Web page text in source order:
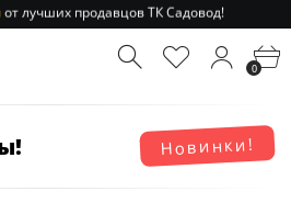
заказа 1-3 дняпо РФ и МСК!
от лучших продавцов ТК Садовод!
0
Новинки!